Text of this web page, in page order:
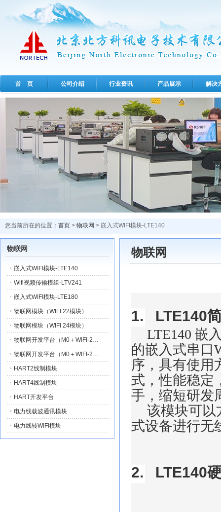
首 页 公司介绍 行业资讯 产品展示 解决
您当前所在的位置： 首页 > 物联网 > 嵌入式WIFI模块-LTE140
物联网
嵌入式WIFI模块-LTE140
Wifi视频传输模组-LTV241
嵌入式WIFI模块-LTE180
物联网模块（WIFI 22模块）
物联网模块（WIFI 24模块）
物联网开发平台（M0＋WIFI-2…
物联网开发平台（M0＋WIFI-2…
HART2线制模块
HART4线制模块
HART开发平台
电力线载波通讯模块
电力线转WIFI模块
物联网
1. LTE140
LTE140 嵌
的嵌入式串口
序，具有使用
式，性能稳定
手，缩短研发
该模块可以
式设备进行无
2. LTE140